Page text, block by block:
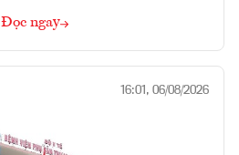
Đọc ngay
16:01, 06/08/2026